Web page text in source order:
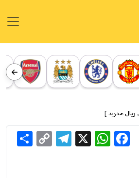
, ريال مدريد ]
Facebook
WhatsApp
X
Link